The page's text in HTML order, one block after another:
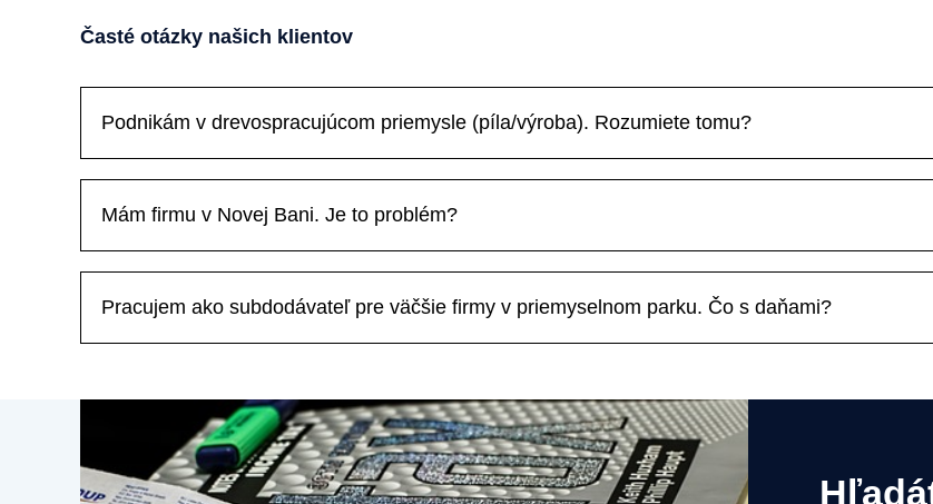
Časté otázky našich klientov
Podnikám v drevospracujúcom priemysle (píla/výroba). Rozumiete tomu?
Mám firmu v Novej Bani. Je to problém?
Pracujem ako subdodávateľ pre väčšie firmy v priemyselnom parku. Čo s daňami?